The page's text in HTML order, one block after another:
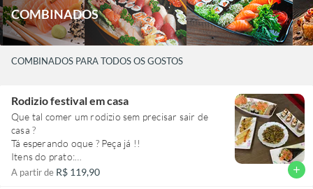
COMBINADOS
COMBINADOS PARA TODOS OS GOSTOS
Rodizio festival em casa
Que tal comer um rodizio sem precisar sair de
casa ?
Tá esperando oque ? Peça já !!
Itens do prato:
6 sashimi , 4 uramaki, 2 hossomaki, 2 djo salmão,
A partir de R$ 119,90 add